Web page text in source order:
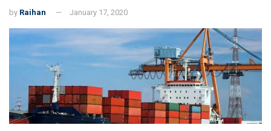
by Raihan January 17, 2020